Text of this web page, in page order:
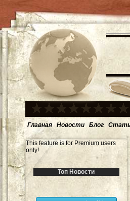
Главная Новости Блог
This feature is for Premium users
only!
Топ Новости